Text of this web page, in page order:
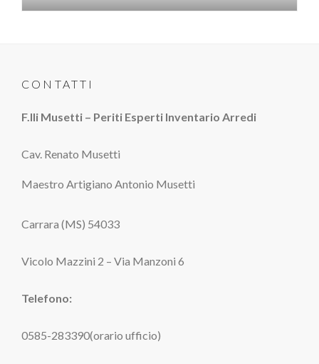
CONTATTI
F.lli Musetti – Periti Esperti Inventario Arredi
Cav. Renato Musetti
Maestro Artigiano Antonio Musetti
Carrara (MS) 54033
Vicolo Mazzini 2 – Via Manzoni 6
Telefono:
0585-283390(orario ufficio)